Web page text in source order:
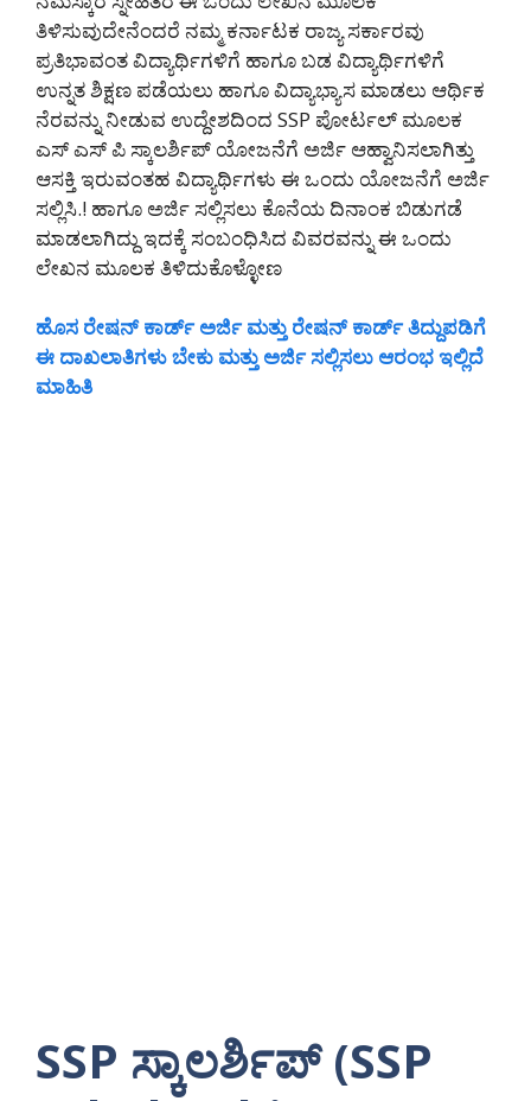
ತಿಳಿಸುವುದೇನೆಂದರೆ ನಮ್ಮ ಕರ್ನಾಟಕ ರಾಜ್ಯ ಸರ್ಕಾರವು
ಪ್ರತಿಭಾವಂತ ವಿದ್ಯಾರ್ಥಿಗಳಿಗೆ ಹಾಗೂ ಬಡ ವಿದ್ಯಾರ್ಥಿಗಳಿಗೆ
ಉನ್ನತ ಶಿಕ್ಷಣ ಪಡೆಯಲು ಹಾಗೂ ವಿದ್ಯಾಭ್ಯಾಸ ಮಾಡಲು ಆರ್ಥಿಕ
ನೆರವನ್ನು ನೀಡುವ ಉದ್ದೇಶದಿಂದ SSP ಪೋರ್ಟಲ್ ಮೂಲಕ
ಎಸ್ ಎಸ್ ಪಿ ಸ್ಕಾಲರ್ಶಿಪ್ ಯೋಜನೆಗೆ ಅರ್ಜಿ ಆಹ್ವಾನಿಸಲಾಗಿತ್ತು
ಆಸಕ್ತಿ ಇರುವಂತಹ ವಿದ್ಯಾರ್ಥಿಗಳು ಈ ಒಂದು ಯೋಜನೆಗೆ ಅರ್ಜಿ
ಸಲ್ಲಿಸಿ.! ಹಾಗೂ ಅರ್ಜಿ ಸಲ್ಲಿಸಲು ಕೊನೆಯ ದಿನಾಂಕ ಬಿಡುಗಡೆ
ಮಾಡಲಾಗಿದ್ದು ಇದಕ್ಕೆ ಸಂಬಂಧಿಸಿದ ವಿವರವನ್ನು ಈ ಒಂದು
ಲೇಖನ ಮೂಲಕ ತಿಳಿದುಕೊಳ್ಳೋಣ
ಹೊಸ ರೇಷನ್ ಕಾರ್ಡ್ ಅರ್ಜಿ ಮತ್ತು ರೇಷನ್ ಕಾರ್ಡ್ ತಿದ್ದುಪಡಿಗೆ
ಈ ದಾಖಲಾತಿಗಳು ಬೇಕು ಮತ್ತು ಅರ್ಜಿ ಸಲ್ಲಿಸಲು ಆರಂಭ ಇಲ್ಲಿದೆ
ಮಾಹಿತಿ
SSP ಸ್ಕಾಲರ್ಶಿಪ್ (SSP